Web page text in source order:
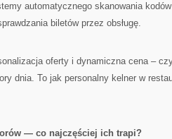
automatycznego skanowania
biletów przez obsługę.
oferty i dynamiczna cena –
dnia. To jak personalny kelner w
— co najczęściej ich trapi?